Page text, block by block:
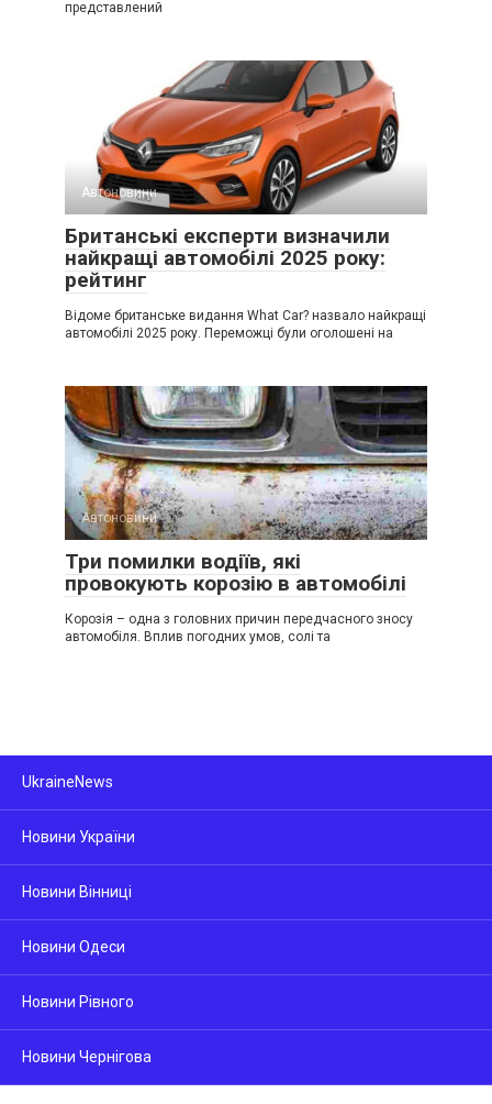
представлений
Автоновини
Британські експерти визначили
найкращі автомобілі 2025 року:
рейтинг
Відоме британське видання What Car? назвало найкращі
автомобілі 2025 року. Переможці були оголошені на
Автоновини
Три помилки водіїв, які
провокують корозію в автомобілі
Корозія – одна з головних причин передчасного зносу
автомобіля. Вплив погодних умов, солі та
UkraineNews
Новини України
Новини Вінниці
Новини Одеси
Новини Рівного
Новини Чернігова